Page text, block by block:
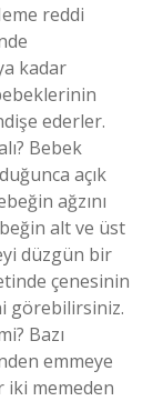
reddi
kadar
ederler.
Bebek
açık
ağzını
alt ve üst
düzgün bir
çenesinin
görebilirsiniz.
Bazı
emmeye
iki memeden